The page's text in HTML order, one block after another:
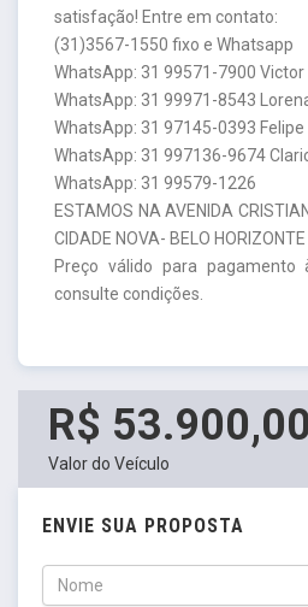
satisfação! Entre em contato:
(31)3567-1550 fixo e Whatsapp
WhatsApp: 31 99571-7900 Victor
WhatsApp: 31 99971-8543
WhatsApp: 31 97145-0393 Felipe
WhatsApp: 31 997136-9674
WhatsApp: 31 99579-1226
ESTAMOS NA AVENIDA
CIDADE NOVA- BELO HORIZONTE
Preço válido para pagamento
consulte condições.
R$ 53.900,00
Valor do Veículo
ENVIE SUA PROPOSTA